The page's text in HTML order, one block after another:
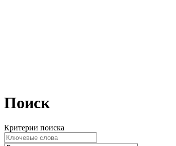
Поиск
Критерии поиска